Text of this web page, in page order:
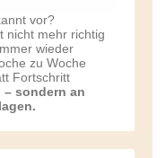
vor?
nicht mehr richtig
wieder
zu Woche
Fortschritt
sondern an